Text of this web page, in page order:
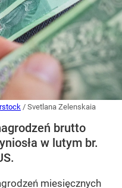
/ Svetlana Zelenskaia
brutto
w lutym br.
miesięcznych